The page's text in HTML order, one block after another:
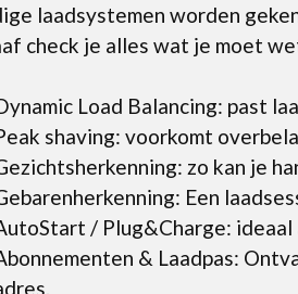
laadsystemen worden
check je alles wat je moet
Load Balancing: past
shaving: voorkomt
zo kan je
Een
/ Plug&Charge:
& Laadpas: